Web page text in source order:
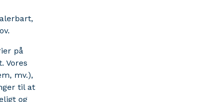
på
Vores
mv.),
til at
og